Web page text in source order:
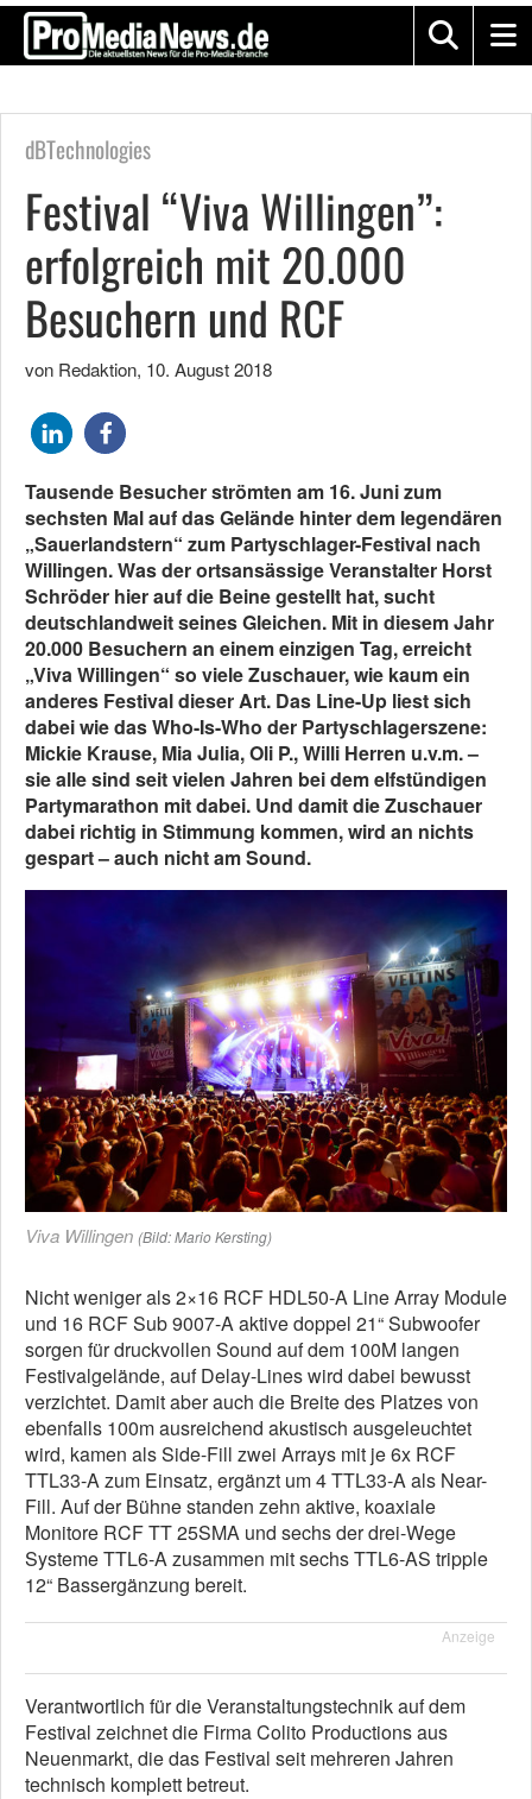
dBTechnologies
Festival “Viva Willingen”:
erfolgreich mit 20.000
Besuchern und RCF
von Redaktion, 10. August 2018
Tausende Besucher strömten am 16. Juni zum
sechsten Mal auf das Gelände hinter dem legendären
„Sauerlandstern“ zum Partyschlager-Festival nach
Willingen. Was der ortsansässige Veranstalter Horst
Schröder hier auf die Beine gestellt hat, sucht
deutschlandweit seines Gleichen. Mit in diesem Jahr
20.000 Besuchern an einem einzigen Tag, erreicht
„Viva Willingen“ so viele Zuschauer, wie kaum ein
anderes Festival dieser Art. Das Line-Up liest sich
dabei wie das Who-Is-Who der Partyschlagerszene:
Mickie Krause, Mia Julia, Oli P., Willi Herren u.v.m. –
sie alle sind seit vielen Jahren bei dem elfstündigen
Partymarathon mit dabei. Und damit die Zuschauer
dabei richtig in Stimmung kommen, wird an nichts
gespart – auch nicht am Sound.
Viva Willingen (Bild: Mario Kersting)
Nicht weniger als 2×16 RCF HDL50-A Line Array Module
und 16 RCF Sub 9007-A aktive doppel 21“ Subwoofer
sorgen für druckvollen Sound auf dem 100M langen
Festivalgelände, auf Delay-Lines wird dabei bewusst
verzichtet. Damit aber auch die Breite des Platzes von
ebenfalls 100m ausreichend akustisch ausgeleuchtet
wird, kamen als Side-Fill zwei Arrays mit je 6x RCF
TTL33-A zum Einsatz, ergänzt um 4 TTL33-A als Near-
Fill. Auf der Bühne standen zehn aktive, koaxiale
Monitore RCF TT 25SMA und sechs der drei-Wege
Systeme TTL6-A zusammen mit sechs TTL6-AS tripple
12“ Bassergänzung bereit.
Anzeige
Verantwortlich für die Veranstaltungstechnik auf dem
Festival zeichnet die Firma Colito Productions aus
Neuenmarkt, die das Festival seit mehreren Jahren
technisch komplett betreut.